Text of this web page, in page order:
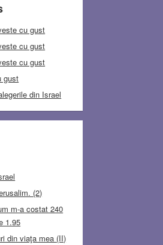
cu gust
cu gust
cu gust
gust
din Israel
(2)
m-a costat 240
1.95
din viaţa mea (II)